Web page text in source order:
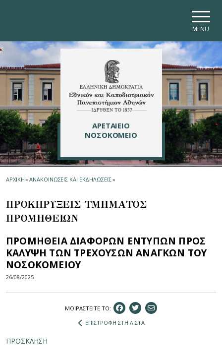
MENU
ΑΡΕΤΑΙΕΙΟ
ΝΟΣΟΚΟΜΕΙΟ
ΑΡΧΙΚΗ» ΑΝΑΚΟΙΝΩΣΕΙΣ ΚΑΙ ΕΚΔΗΛΩΣΕΙΣ»
ΠΡΟΚΗΡΥΞΕΙΣ ΤΜΗΜΑΤΟΣ
ΠΡΟΜΗΘΕΙΩN
ΠΡΟΜΗΘΕΙΑ ΔΙΑΦΟΡΩΝ ΕΝΤΥΠΩΝ ΠΡΟΣ
ΚΑΛΥΨΗ ΤΩΝ ΤΡΕΧΟΥΣΩΝ ΑΝΑΓΚΩΝ ΤΟΥ
ΝΟΣΟΚΟΜΕΙΟΥ
26/08/2025
ΜΟΙΡΑΣΤEIΤΕ ΤΟ:
ΕΠΙΣΤΡΟΦΗ ΣΤΗ ΛΙΣΤΑ
ΠΡΟΣΚΛΗΣΗ